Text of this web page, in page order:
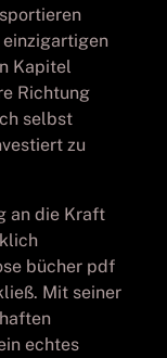
einzigartigen
Kapitel
Richtung
selbst
zu
an die Kraft
bücher pdf
Mit seiner
echtes